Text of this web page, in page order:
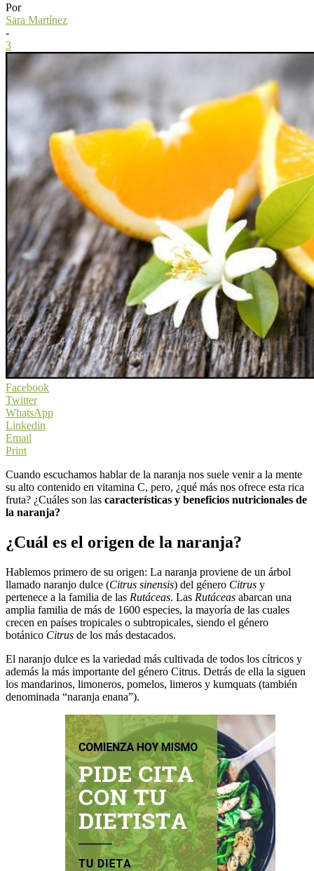
Por
Sara Martínez
-
3
Facebook
Twitter
WhatsApp
Linkedin
Email
Print
Cuando escuchamos hablar de la naranja nos suele venir a la mente
su alto contenido en vitamina C, pero, ¿qué más nos ofrece esta rica
fruta? ¿Cuáles son las características y beneficios nutricionales de
la naranja?
¿Cuál es el origen de la naranja?
Hablemos primero de su origen: La naranja proviene de un árbol
llamado naranjo dulce (Citrus sinensis) del género Citrus y
pertenece a la familia de las Rutáceas. Las Rutáceas abarcan una
amplia familia de más de 1600 especies, la mayoría de las cuales
crecen en países tropicales o subtropicales, siendo el género
botánico Citrus de los más destacados.
El naranjo dulce es la variedad más cultivada de todos los cítricos y
además la más importante del género Citrus. Detrás de ella la siguen
los mandarinos, limoneros, pomelos, limeros y kumquats (también
denominada “naranja enana”).